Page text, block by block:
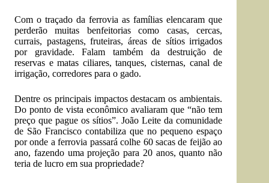
Com o traçado da ferrovia as famílias elencaram que
perderão muitas benfeitorias como casas, cercas,
currais, pastagens, fruteiras, áreas de sítios irrigados
por gravidade. Falam também da destruição de
reservas e matas ciliares, tanques, cisternas, canal de
irrigação, corredores para o gado.
Dentre os principais impactos destacam os ambientais.
Do ponto de vista econômico avaliaram que “não tem
preço que pague os sítios”. João Leite da comunidade
de São Francisco contabiliza que no pequeno espaço
por onde a ferrovia passará colhe 60 sacas de feijão ao
ano, fazendo uma projeção para 20 anos, quanto não
teria de lucro em sua propriedade?